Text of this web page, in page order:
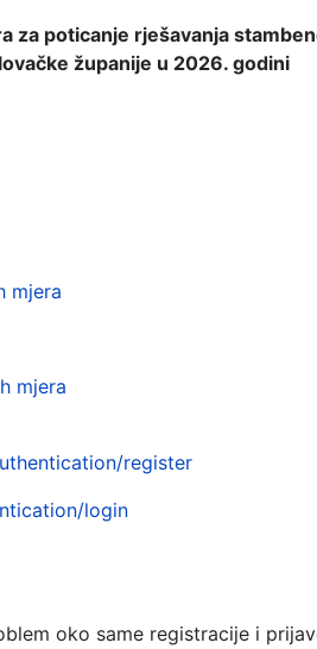
za poticanje rješavanja
županije u 2026. godini
mjera
mjera
register
login
oko same registracije i